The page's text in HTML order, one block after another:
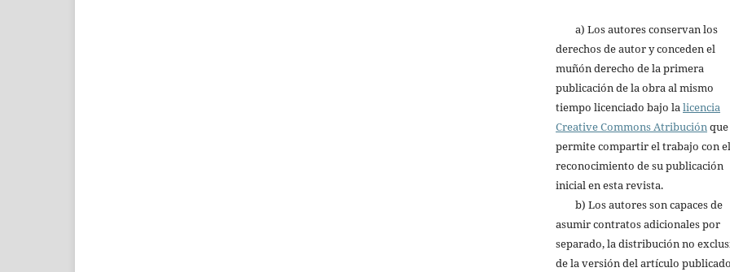
a) Los autores conservan los
derechos de autor y conceden el
muñón derecho de la primera
publicación de la obra al mismo
tiempo licenciado bajo lalicencia
Creative Commons Atribuciónque
permite compartir el trabajo con el
reconocimiento de su publicación
inicial en esta revista.
b) Los autores son capaces de
asumir contratos adicionales por
separado, la distribución no
de la versión del artículo